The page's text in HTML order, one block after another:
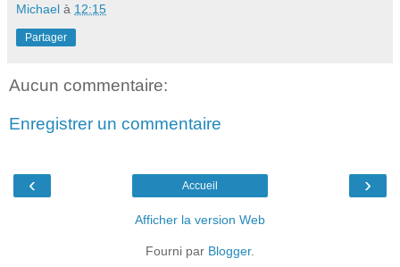
Michael à 12:15
Partager
Aucun commentaire:
Enregistrer un commentaire
‹ ›
Accueil
Afficher la version Web
Fourni par Blogger.